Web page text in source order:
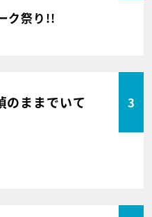
ク祭り!!
のままでいて 3